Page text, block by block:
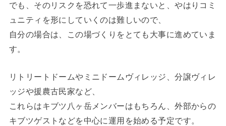
でも、そのリスクを恐れて一歩進まないと、やはりコミ
ュニティを形にしていくのは難しいので、
自分の場合は、この場づくりをとても大事に進めていま
す。
リトリートドームやミニドームヴィレッジ、分譲ヴィレ
ッジや援農古民家など、
これらはキブツ八ヶ岳メンバーはもちろん、外部からの
キブツゲストなどを中心に運用を始める予定です。